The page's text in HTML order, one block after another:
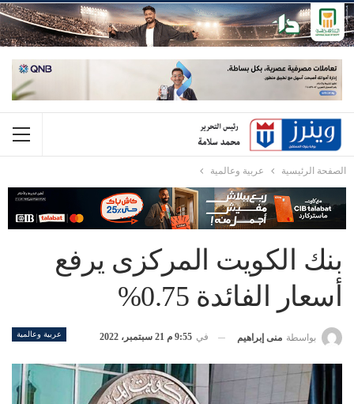
الصفحة الرئيسية عربية وعالمية
بنك الكويت المركزى يرفع
أسعار الفائدة 0.75%
عربية وعالمية بواسطة منى إبراهيم في 9:55 م 21 سبتمبر، 2022